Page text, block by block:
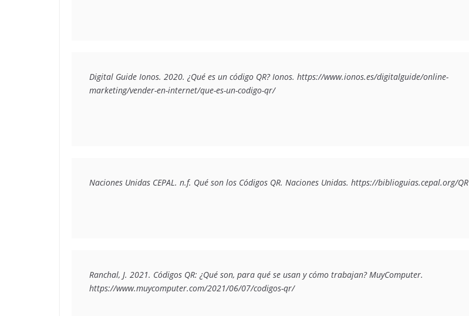
Digital Guide Ionos. 2020. ¿Qué es un código QR? Ionos. https://www.ionos.es/digitalguide/online-
marketing/vender-en-internet/que-es-un-codigo-qr/
Naciones Unidas CEPAL. n.f. Qué son los Códigos QR. Naciones Unidas. https://biblioguias.cepal.org/QR
Ranchal, J. 2021. Códigos QR: ¿Qué son, para qué se usan y cómo trabajan? MuyComputer.